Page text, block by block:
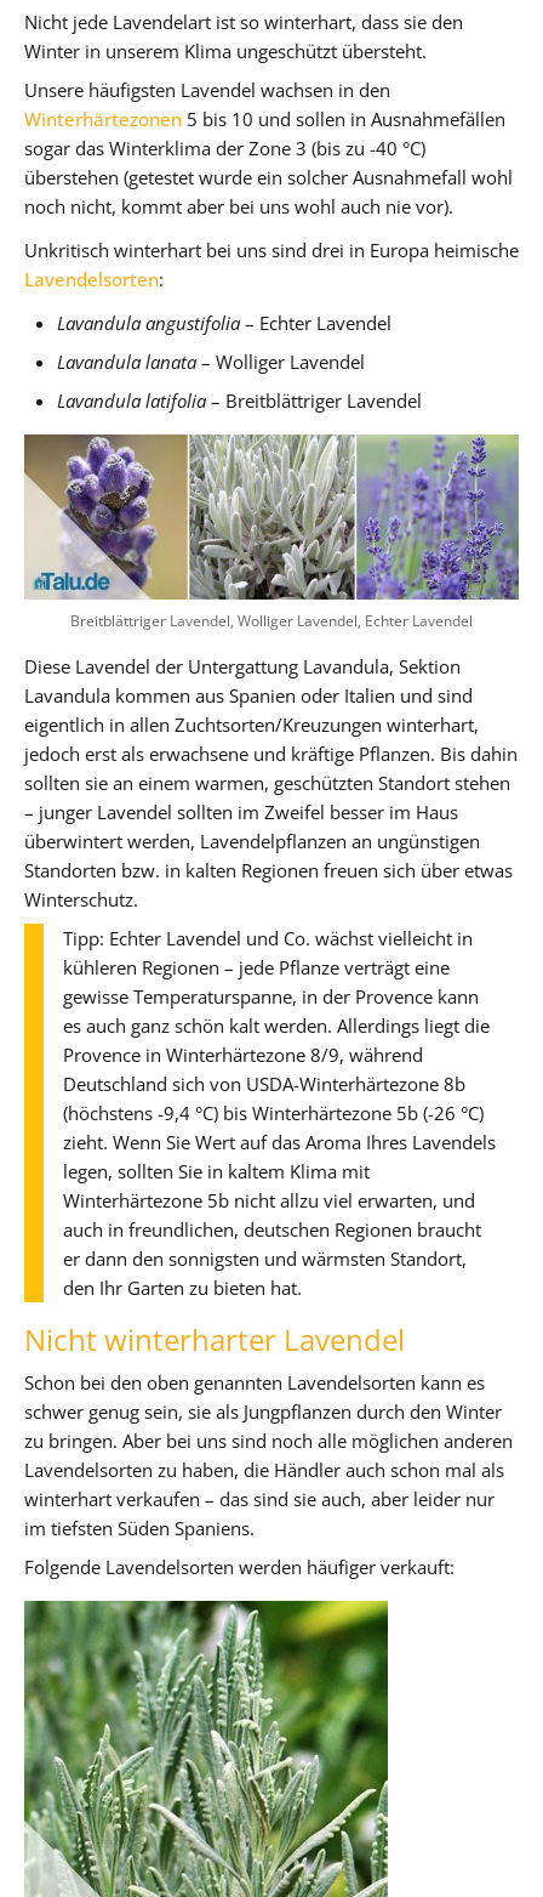
Nicht jede Lavendelart ist so winterhart, dass sie den
Winter in unserem Klima ungeschützt übersteht.
Unsere häufigsten Lavendel wachsen in den
Winterhärtezonen 5 bis 10 und sollen in Ausnahmefällen
sogar das Winterklima der Zone 3 (bis zu -40 °C)
überstehen (getestet wurde ein solcher Ausnahmefall wohl
noch nicht, kommt aber bei uns wohl auch nie vor).
Unkritisch winterhart bei uns sind drei in Europa heimische
Lavendelsorten:
Lavandula angustifolia – Echter Lavendel
Lavandula lanata – Wolliger Lavendel
Lavandula latifolia – Breitblättriger Lavendel
Breitblättriger Lavendel, Wolliger Lavendel, Echter Lavendel
Diese Lavendel der Untergattung Lavandula, Sektion
Lavandula kommen aus Spanien oder Italien und sind
eigentlich in allen Zuchtsorten/Kreuzungen winterhart,
jedoch erst als erwachsene und kräftige Pflanzen. Bis dahin
sollten sie an einem warmen, geschützten Standort stehen
– junger Lavendel sollten im Zweifel besser im Haus
überwintert werden, Lavendelpflanzen an ungünstigen
Standorten bzw. in kalten Regionen freuen sich über etwas
Winterschutz.
Tipp: Echter Lavendel und Co. wächst vielleicht in
kühleren Regionen – jede Pflanze verträgt eine
gewisse Temperaturspanne, in der Provence kann
es auch ganz schön kalt werden. Allerdings liegt die
Provence in Winterhärtezone 8/9, während
Deutschland sich von USDA-Winterhärtezone 8b
(höchstens -9,4 °C) bis Winterhärtezone 5b (-26 °C)
zieht. Wenn Sie Wert auf das Aroma Ihres Lavendels
legen, sollten Sie in kaltem Klima mit
Winterhärtezone 5b nicht allzu viel erwarten, und
auch in freundlichen, deutschen Regionen braucht
er dann den sonnigsten und wärmsten Standort,
den Ihr Garten zu bieten hat.
Nicht winterharter Lavendel
Schon bei den oben genannten Lavendelsorten kann es
schwer genug sein, sie als Jungpflanzen durch den Winter
zu bringen. Aber bei uns sind noch alle möglichen anderen
Lavendelsorten zu haben, die Händler auch schon mal als
winterhart verkaufen – das sind sie auch, aber leider nur
im tiefsten Süden Spaniens.
Folgende Lavendelsorten werden häufiger verkauft: